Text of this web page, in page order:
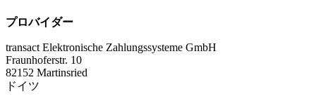
プロバイダー
transact Elektronische Zahlungssysteme GmbH
Fraunhoferstr. 10
82152 Martinsried
ドイツ